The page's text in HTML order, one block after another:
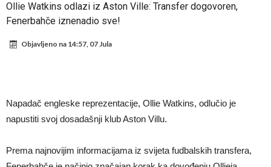
Ronaldo objavio slike iz garaže. “Moje igračke”
Ollie Watkins odlazi iz Aston Ville: Transfer dogovoren,
Fenerbahče iznenadio sve!
Objavljeno na 14:57, 07 Jula
Napadač engleske reprezentacije, Ollie Watkins, odlučio je
napustiti svoj dosadašnji klub Aston Villu.
Prema najnovijim informacijama iz svijeta fudbalskih transfera,